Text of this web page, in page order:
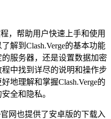
，帮助用户快速上手和使用
解到Clash.Verge的基本功能
服务器，还是设置数据加密
中找到详尽的说明和操作步
地理解和掌握Clash.Verge的
全和隐私。
网也提供了安卓版的下载入